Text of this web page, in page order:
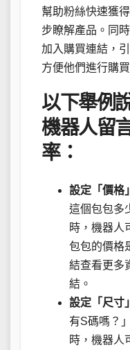
幫助粉絲快速獲
步瞭解產品。同
加入購買連結，
方便他們進行購買
以下舉例
機器人留
率：
設定「價格
這個包包多
時，機器人
包包的價格
結查看更多
結。
設定「尺寸
有S碼嗎？
時，機器人